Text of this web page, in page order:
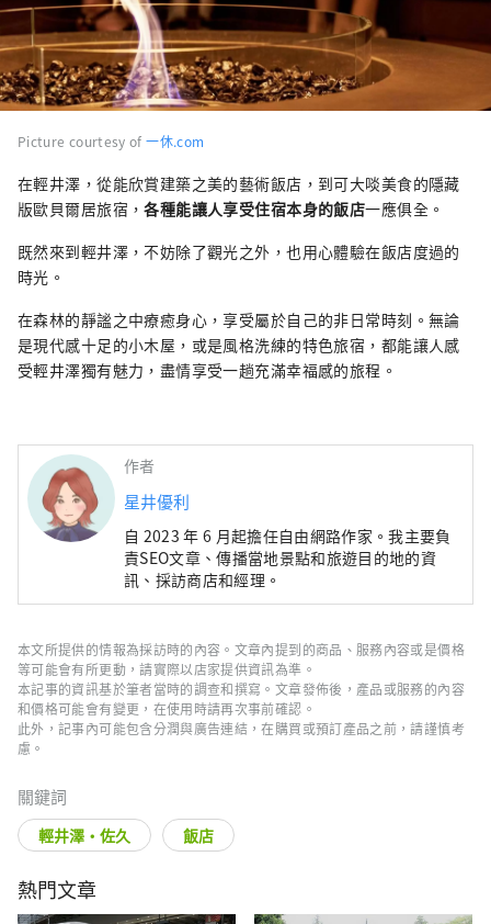
Picture courtesy of一休.com
在輕井澤，從能欣賞建築之美的藝術飯店，到可大啖美食的隱藏
版歐貝爾居旅宿，各種能讓人享受住宿本身的飯店一應俱全。
既然來到輕井澤，不妨除了觀光之外，也用心體驗在飯店度過的
時光。
在森林的靜謐之中療癒身心，享受屬於自己的非日常時刻。無論
是現代感十足的小木屋，或是風格洗練的特色旅宿，都能讓人感
受輕井澤獨有魅力，盡情享受一趟充滿幸福感的旅程。
作者
星井優利
自 2023 年 6 月起擔任自由網路作家。我主要負
責SEO文章、傳播當地景點和旅遊目的地的資
訊、採訪商店和經理。
本文所提供的情報為採訪時的內容。文章內提到的商品、服務內容或是價格
等可能會有所更動，請實際以店家提供資訊為準。
本記事的資訊基於筆者當時的調查和撰寫。文章發佈後，產品或服務的內容
和價格可能會有變更，在使用時請再次事前確認。
此外，記事內可能包含分潤與廣告連結，在購買或預訂產品之前，請謹慎考
慮。
關鍵詞
輕井澤・佐久 飯店
熱門文章